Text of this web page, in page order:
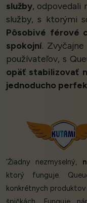
služby, odpovedali
služby, s ktorými
Pôsobivé férové
spokojní.
používateľov, s
opäť stabilizovať
jednoducho
‘Žiadny nezmyselný,
ktorý funguje.
konkrétnych